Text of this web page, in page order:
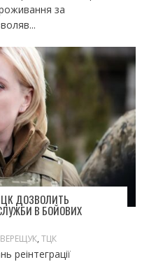
за
ДОЗВОЛИТЬ
В БОЙОВИХ
ВЕРЕЩУК, ТЦК
реінтеграції